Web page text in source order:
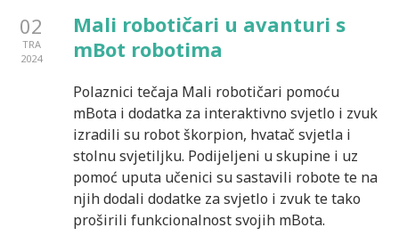
02
TRA
2024
Mali robotičari u avanturi s
mBot robotima
Polaznici tečaja Mali robotičari pomoću
mBota i dodatka za interaktivno svjetlo i zvuk
izradili su robot škorpion, hvatač svjetla i
stolnu svjetiljku. Podijeljeni u skupine i uz
pomoć uputa učenici su sastavili robote te na
njih dodali dodatke za svjetlo i zvuk te tako
proširili funkcionalnost svojih mBota.